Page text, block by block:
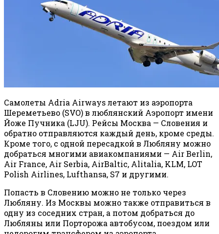
Самолеты Adria Airways летают из аэропорта
Шереметьево (SVO) в люблянский Аэропорт имени
Йоже Пучника (LJU). Рейсы Москва — Словения и
обратно отправляются каждый день, кроме среды.
Кроме того, с одной пересадкой в Любляну можно
добраться многими авиакомпаниями — Air Berlin,
Air France, Air Serbia, AirBaltic, Alitalia, KLM, LOT
Polish Airlines, Lufthansa, S7 и другими.
Попасть в Словению можно не только через
Любляну. Из Москвы можно также отправиться в
одну из соседних стран, а потом добраться до
Любляны или Порторожа автобусом, поездом или